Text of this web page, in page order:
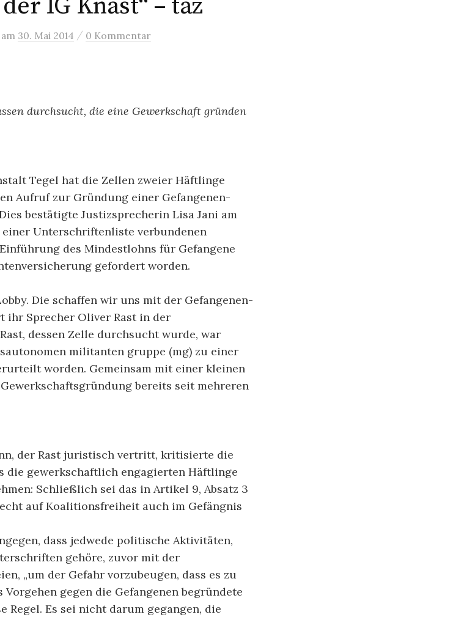
IG Knast“ – taz
am 30. Mai 2014 / 0 Kommentar
durchsucht, die eine Gewerkschaft gründen
Tegel hat die Zellen zweier Häftlinge
Aufruf zur Gründung einer Gefangenen-
bestätigte Justizsprecherin Lisa Jani am
Unterschriftenliste verbundenen
des Mindestlohns für Gefangene
gefordert worden.
Die schaffen wir uns mit der Gefangenen-
ihr Sprecher Oliver Rast in der
dessen Zelle durchsucht wurde, war
militanten gruppe (mg) zu einer
worden. Gemeinsam mit einer kleinen
bereits seit mehreren
der Rast juristisch vertritt, kritisierte die
die gewerkschaftlich engagierten Häftlinge
Schließlich sei das in Artikel 9, Absatz 3
auf Koalitionsfreiheit auch im Gefängnis
dass jedwede politische Aktivitäten,
gehöre, zuvor mit der
„um der Gefahr vorzubeugen, dass es zu
Vorgehen gegen die Gefangenen begründete
Regel. Es sei nicht darum gegangen, die